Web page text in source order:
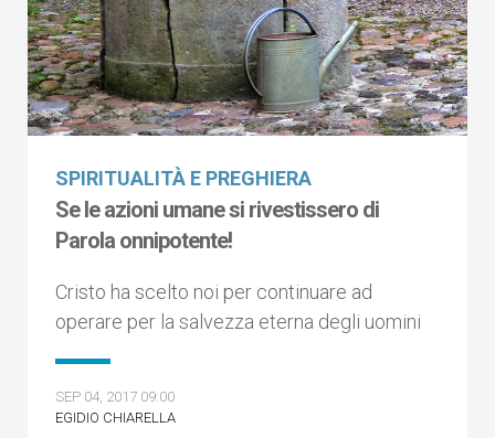
SPIRITUALITÀ E PREGHIERA
Se le azioni umane si rivestissero di
Parola onnipotente!
Cristo ha scelto noi per continuare ad
operare per la salvezza eterna degli uomini
SEP 04, 2017 09:00
EGIDIO CHIARELLA